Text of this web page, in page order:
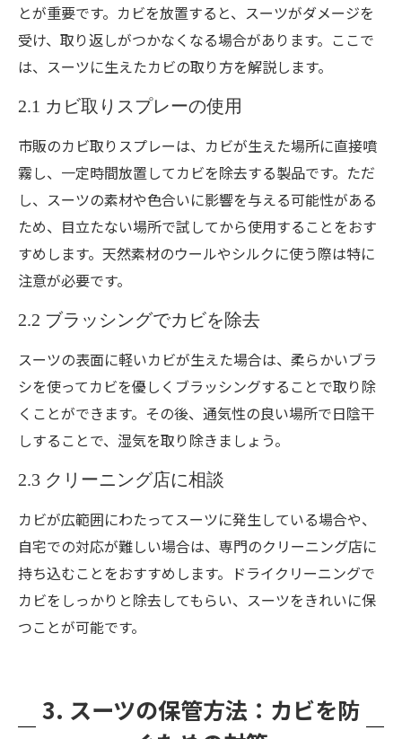
とが重要です。カビを放置すると、スーツがダメージを
受け、取り返しがつかなくなる場合があります。ここで
は、スーツに生えたカビの取り方を解説します。
2.1 カビ取りスプレーの使用
市販のカビ取りスプレーは、カビが生えた場所に直接噴
霧し、一定時間放置してカビを除去する製品です。ただ
し、スーツの素材や色合いに影響を与える可能性がある
ため、目立たない場所で試してから使用することをおす
すめします。天然素材のウールやシルクに使う際は特に
注意が必要です。
2.2 ブラッシングでカビを除去
スーツの表面に軽いカビが生えた場合は、柔らかいブラ
シを使ってカビを優しくブラッシングすることで取り除
くことができます。その後、通気性の良い場所で日陰干
しすることで、湿気を取り除きましょう。
2.3 クリーニング店に相談
カビが広範囲にわたってスーツに発生している場合や、
自宅での対応が難しい場合は、専門のクリーニング店に
持ち込むことをおすすめします。ドライクリーニングで
カビをしっかりと除去してもらい、スーツをきれいに保
つことが可能です。
3. スーツの保管方法：カビを防